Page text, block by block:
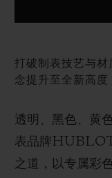
打破制表技艺与材
念提升至全新高度
透明、黑色、黄
表品牌HUBLOT
之道，以专属彩
加入
免费配送与退换货